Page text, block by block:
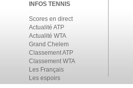
INFOS TENNIS
Scores en direct
Actualité ATP
Actualité WTA
Grand Chelem
Classement ATP
Classement WTA
Les Français
Les espoirs